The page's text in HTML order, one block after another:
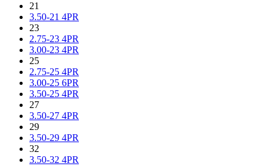
21
3.50-21 4PR
23
2.75-23 4PR
3.00-23 4PR
25
2.75-25 4PR
3.00-25 6PR
3.50-25 4PR
27
3.50-27 4PR
29
3.50-29 4PR
32
3.50-32 4PR